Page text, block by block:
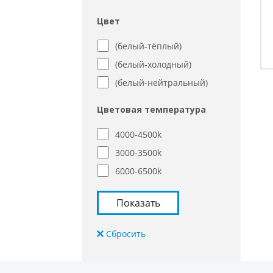
Цвет
(белый-тёплый)
(белый-холодный)
(белый-нейтральный)
Цветовая температура
4000-4500k
3000-3500k
6000-6500k